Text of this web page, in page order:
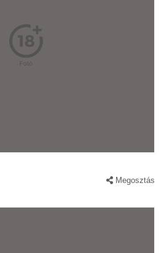
Megosztás